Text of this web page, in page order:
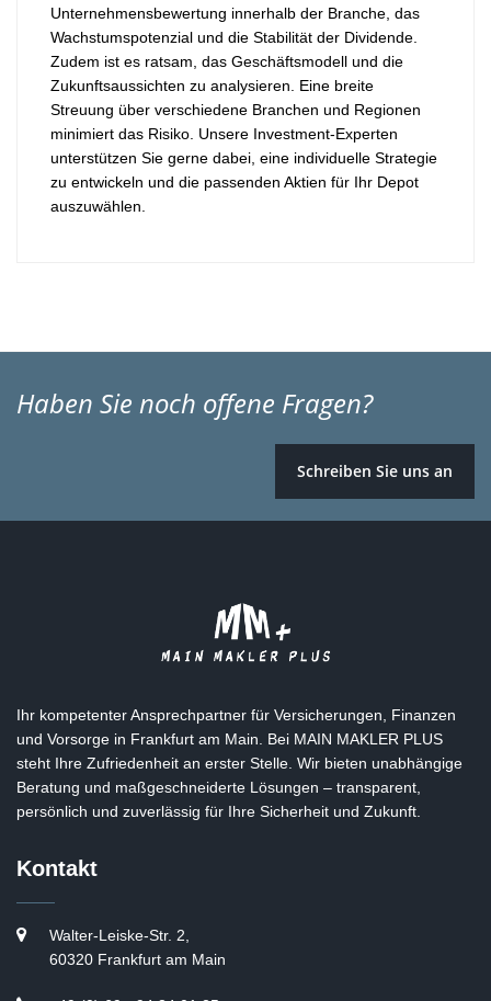
Unternehmensbewertung innerhalb der Branche, das
Wachstumspotenzial und die Stabilität der Dividende.
Zudem ist es ratsam, das Geschäftsmodell und die
Zukunftsaussichten zu analysieren. Eine breite
Streuung über verschiedene Branchen und Regionen
minimiert das Risiko. Unsere Investment-Experten
unterstützen Sie gerne dabei, eine individuelle Strategie
zu entwickeln und die passenden Aktien für Ihr Depot
auszuwählen.
Haben Sie noch offene Fragen?
Schreiben Sie uns an
Ihr kompetenter Ansprechpartner für Versicherungen, Finanzen
und Vorsorge in Frankfurt am Main. Bei MAIN MAKLER PLUS
steht Ihre Zufriedenheit an erster Stelle. Wir bieten unabhängige
Beratung und maßgeschneiderte Lösungen – transparent,
persönlich und zuverlässig für Ihre Sicherheit und Zukunft.
Kontakt
Walter-Leiske-Str. 2,
60320 Frankfurt am Main